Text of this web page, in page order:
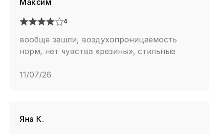
Максим
4
вообще зашли, воздухопроницаемость
норм, нет чувства «резины», стильные
11/07/26
Яна К.